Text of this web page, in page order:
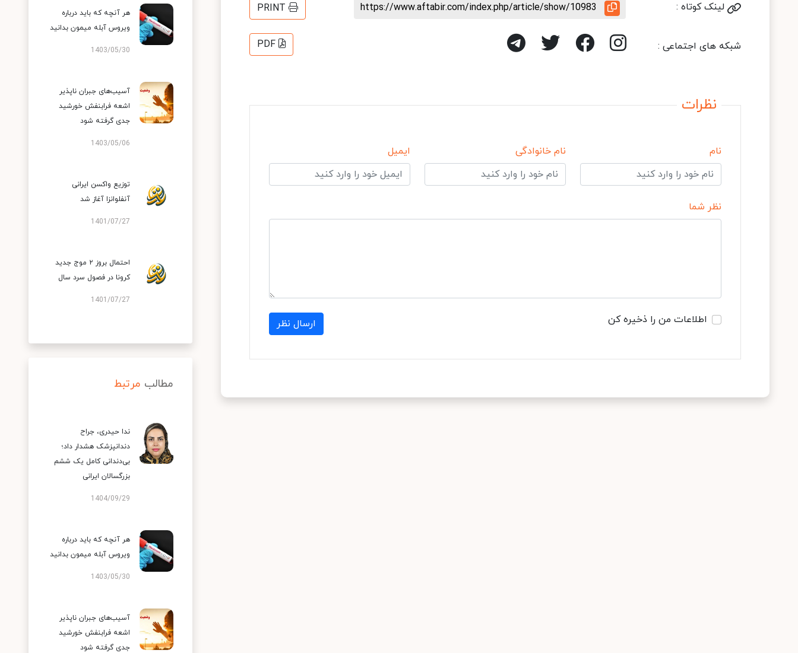
لینک کوتاه : https://www.aftabir.com/index.php/article/show/10983
PRINT
شبکه های اجتماعی : PDF
نظرات
نام نام خانوادگی ایمیل
نظر شما
اطلاعات من را ذخیره کن ارسال نظر
هر آنچه که باید درباره
ویروس آبله میمون بدانید
1403/05/30
آسیب‌های جبران ناپذیر
اشعه فرابنفش خورشید
جدی گرفته شود
1403/05/06
توزیع واکسن ایرانی
آنفلوانزا آغاز شد
1401/07/27
احتمال بروز ۲ موج جدید
کرونا در فصول سرد سال
1401/07/27
مطالب مرتبط
ندا حیدری، جراح
دندانپزشک هشدار داد؛
بی‌دندانی کامل یک ششم
بزرگسالان ایرانی
1404/09/29
هر آنچه که باید درباره
ویروس آبله میمون بدانید
1403/05/30
آسیب‌های جبران ناپذیر
اشعه فرابنفش خورشید
جدی گرفته شود